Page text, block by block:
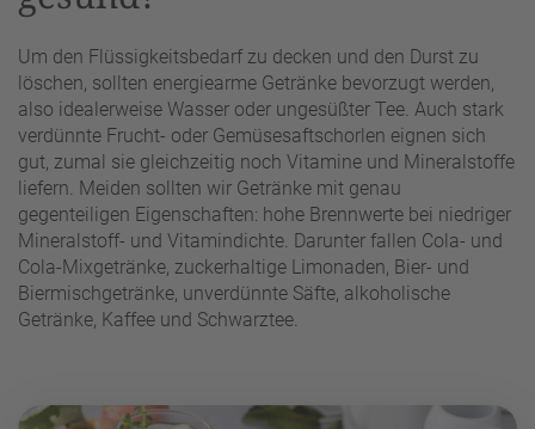
Um den Flüssigkeitsbedarf zu decken und den Durst zu
löschen, sollten energiearme Getränke bevorzugt werden,
also idealerweise Wasser oder ungesüßter Tee. Auch stark
verdünnte Frucht- oder Gemüsesaftschorlen eignen sich
gut, zumal sie gleichzeitig noch Vitamine und Mineralstoffe
liefern. Meiden sollten wir Getränke mit genau
gegenteiligen Eigenschaften: hohe Brennwerte bei niedriger
Mineralstoff- und Vitamindichte. Darunter fallen Cola- und
Cola-Mixgetränke, zuckerhaltige Limonaden, Bier- und
Biermischgetränke, unverdünnte Säfte, alkoholische
Getränke, Kaffee und Schwarztee.